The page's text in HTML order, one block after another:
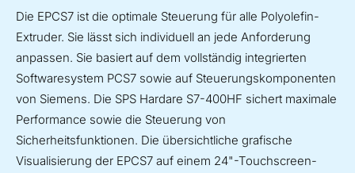
Die EPCS7 ist die optimale Steuerung für alle Polyolefin-
Extruder. Sie lässt sich individuell an jede Anforderung
anpassen. Sie basiert auf dem vollständig integrierten
Softwaresystem PCS7 sowie auf Steuerungskomponenten
von Siemens. Die SPS Hardare S7-400HF sichert maximale
Performance sowie die Steuerung von
Sicherheitsfunktionen. Die übersichtliche grafische
Visualisierung der EPCS7 auf einem 24"-Touchscreen-